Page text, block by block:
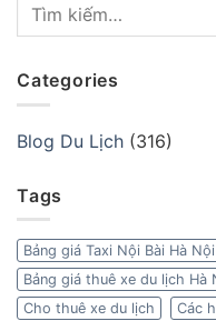
Categories
Blog Du Lịch (316)
Tags
Bảng giá Taxi Nội Bài Hà Nội
Bảng giá thuê xe du lịch Hà
Cho thuê xe du lịch
Các